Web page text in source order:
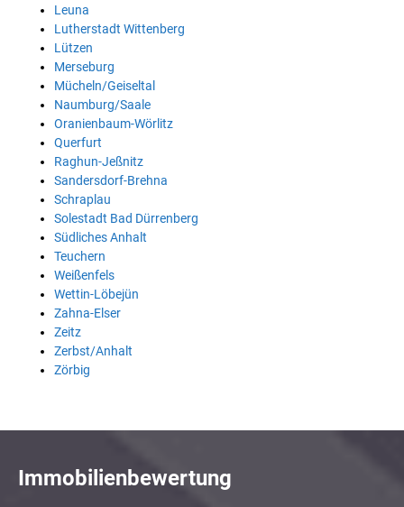
Leuna
Lutherstadt Wittenberg
Lützen
Merseburg
Mücheln/Geiseltal
Naumburg/Saale
Oranienbaum-Wörlitz
Querfurt
Raghun-Jeßnitz
Sandersdorf-Brehna
Schraplau
Solestadt Bad Dürrenberg
Südliches Anhalt
Teuchern
Weißenfels
Wettin-Löbejün
Zahna-Elser
Zeitz
Zerbst/Anhalt
Zörbig
Immobilienbewertung